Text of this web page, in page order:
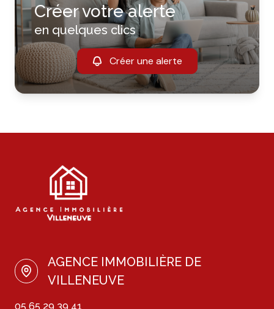
Créer votre alerte
en quelques clics
Créer une alerte
AGENCE IMMOBILIÈRE DE
VILLENEUVE
05 65 29 39 41